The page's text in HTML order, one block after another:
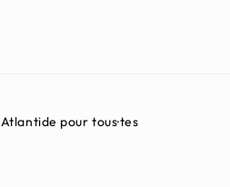
Atlantide pour tous·tes